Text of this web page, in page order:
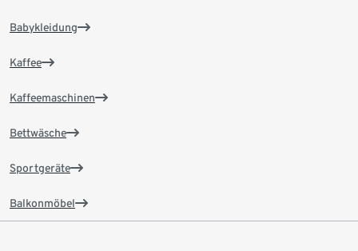
Babykleidung
Kaffee
Kaffeemaschinen
Bettwäsche
Sportgeräte
Balkonmöbel